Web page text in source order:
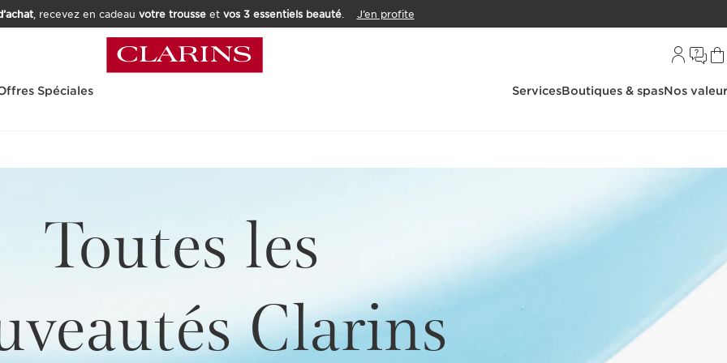
, recevez en cadeau votre trousseet vos 3 essentiels beauté. J’en profite
Spéciales ServicesBoutiques & spasNos
Toutes les
Clarins